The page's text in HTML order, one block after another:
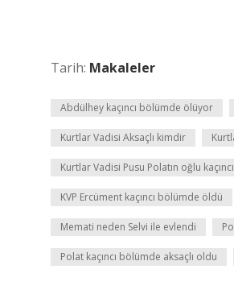
Tarih: Makaleler
Abdülhey kaçıncı bölümde ölüyor
Kurtlar Vadisi Aksaçlı kimdir
Kurtlar Vadisi Pusu Polatın oğlu
KVP Ercüment kaçıncı bölümde öldü
Memati neden Selvi ile evlendi
Polat kaçıncı bölümde aksaçlı oldu